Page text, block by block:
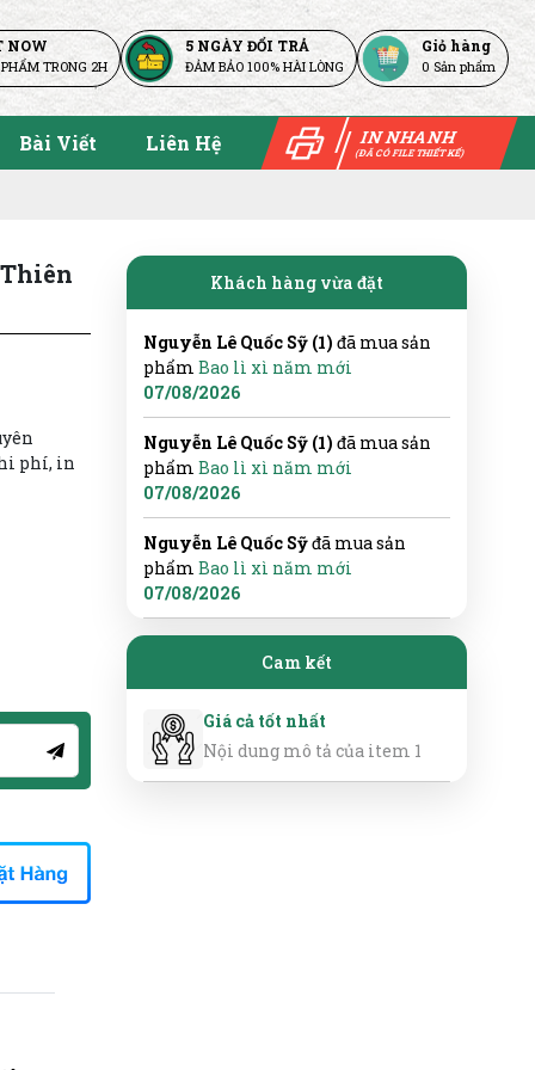
NOW
TRONG 2H
5 NGÀY ĐỔI TRẢ
ĐẢM BẢO 100% HÀI LÒNG
Giỏ hàng
0 Sản phẩm
Bài Viết Liên Hệ IN NHANH
(ĐÃ CÓ FILE THIẾT KẾ)
phí, in
Khách hàng vừa đặt
Nguyễn Lê Quốc Sỹ (1) đã mua sản
phẩm Bao lì xì năm mới
07/08/2026
Nguyễn Lê Quốc Sỹ (1) đã mua sản
phẩm Bao lì xì năm mới
07/08/2026
Nguyễn Lê Quốc Sỹđã mua sản
phẩm Bao lì xì năm mới
07/08/2026
Cam kết
Giá cả tốt nhất
Nội dung mô tả của item 1